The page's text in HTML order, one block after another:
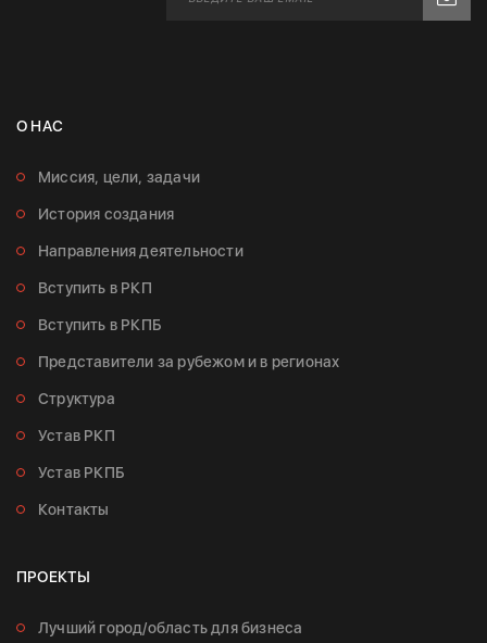
О НАС
Миссия, цели, задачи
История создания
Направления деятельности
Вступить в РКП
Вступить в РКПБ
Представители за рубежом и в регионах
Структура
Устав РКП
Устав РКПБ
Контакты
ПРОЕКТЫ
Лучший город/область для бизнеса